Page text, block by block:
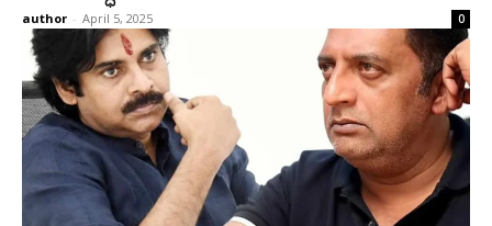
author - April 5, 2025 0